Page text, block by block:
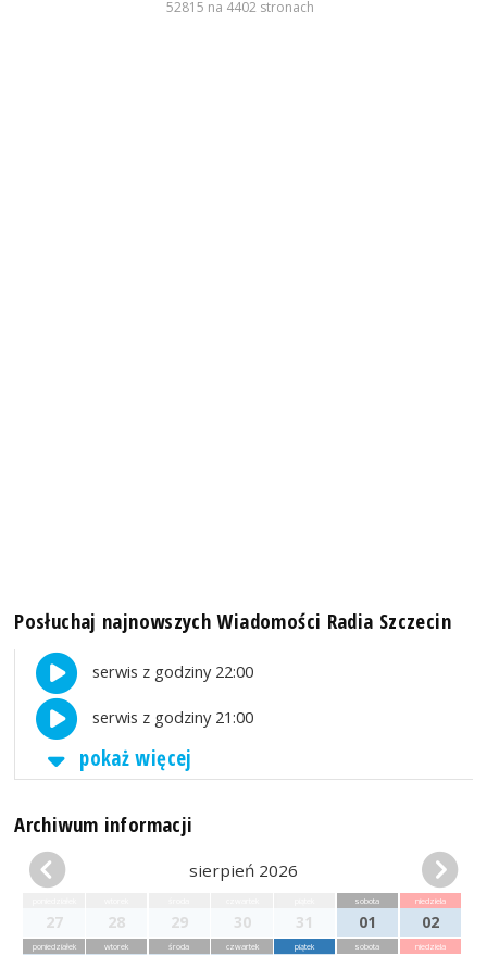
52815 na 4402 stronach
Posłuchaj najnowszych Wiadomości Radia Szczecin
serwis z godziny 22:00
serwis z godziny 21:00
pokaż więcej
Archiwum informacji
sierpień 2026
27 28 29 30 31
sobota
01
niedziela
02
poniedziałek wtorek środa czwartek piątek sobota niedziela